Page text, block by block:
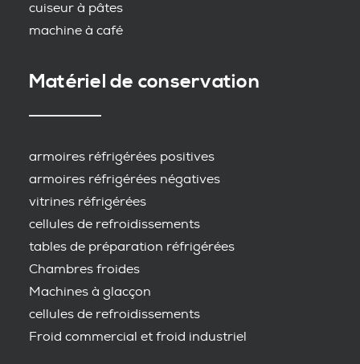
cuiseur à pâtes
machine à café
Matériel de conservation
armoires réfrigérées positives
armoires réfrigérées négatives
vitrines réfrigérées
cellules de refroidissements
tables de préparation réfrigérées
Chambres froides
Machines à glacçon
cellules de refroidissements
Froid commercial et froid industriel